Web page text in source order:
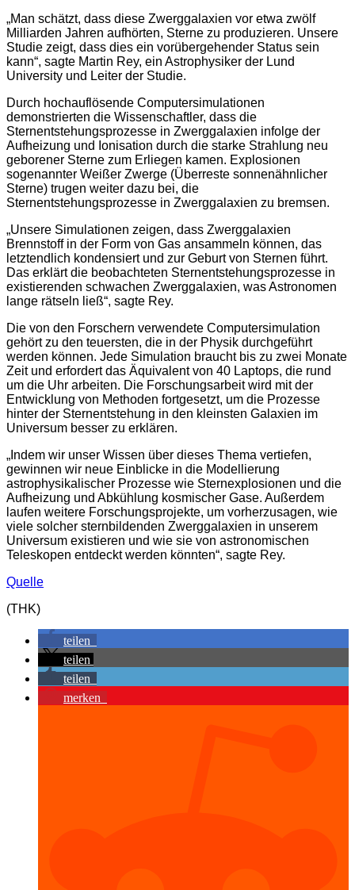
„Man schätzt, dass diese Zwerggalaxien vor etwa zwölf
Milliarden Jahren aufhörten, Sterne zu produzieren. Unsere
Studie zeigt, dass dies ein vorübergehender Status sein
kann“, sagte Martin Rey, ein Astrophysiker der Lund
University und Leiter der Studie.
Durch hochauflösende Computersimulationen
demonstrierten die Wissenschaftler, dass die
Sternentstehungsprozesse in Zwerggalaxien infolge der
Aufheizung und Ionisation durch die starke Strahlung neu
geborener Sterne zum Erliegen kamen. Explosionen
sogenannter Weißer Zwerge (Überreste sonnenähnlicher
Sterne) trugen weiter dazu bei, die
Sternentstehungsprozesse in Zwerggalaxien zu bremsen.
„Unsere Simulationen zeigen, dass Zwerggalaxien
Brennstoff in der Form von Gas ansammeln können, das
letztendlich kondensiert und zur Geburt von Sternen führt.
Das erklärt die beobachteten Sternentstehungsprozesse in
existierenden schwachen Zwerggalaxien, was Astronomen
lange rätseln ließ“, sagte Rey.
Die von den Forschern verwendete Computersimulation
gehört zu den teuersten, die in der Physik durchgeführt
werden können. Jede Simulation braucht bis zu zwei Monate
Zeit und erfordert das Äquivalent von 40 Laptops, die rund
um die Uhr arbeiten. Die Forschungsarbeit wird mit der
Entwicklung von Methoden fortgesetzt, um die Prozesse
hinter der Sternentstehung in den kleinsten Galaxien im
Universum besser zu erklären.
„Indem wir unser Wissen über dieses Thema vertiefen,
gewinnen wir neue Einblicke in die Modellierung
astrophysikalischer Prozesse wie Sternexplosionen und die
Aufheizung und Abkühlung kosmischer Gase. Außerdem
laufen weitere Forschungsprojekte, um vorherzusagen, wie
viele solcher sternbildenden Zwerggalaxien in unserem
Universum existieren und wie sie von astronomischen
Teleskopen entdeckt werden könnten“, sagte Rey.
Quelle
(THK)
teilen
teilen
teilen
merken